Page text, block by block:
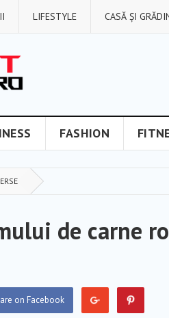
LIFESTYLE CASĂ ȘI
FASHION
de carne
on Facebook